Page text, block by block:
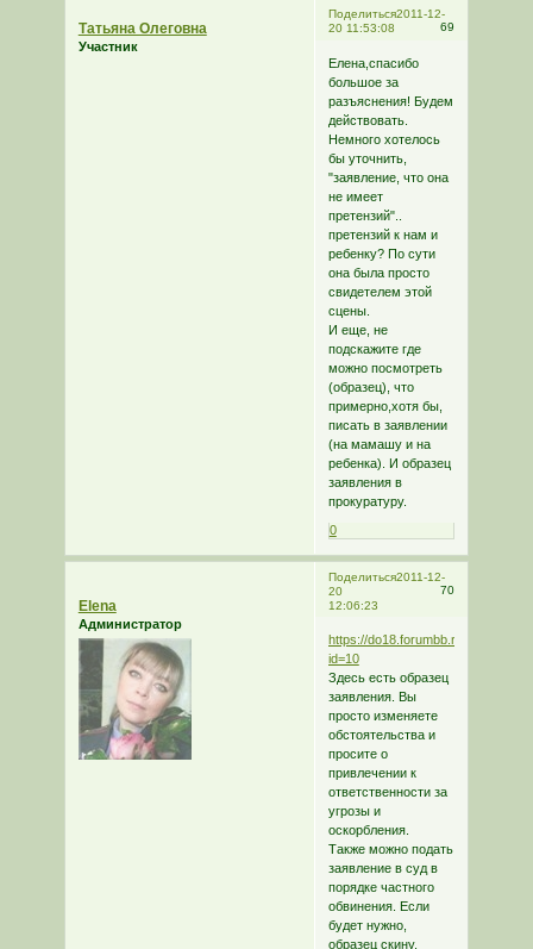
Поделиться
69
2011-12-
20 11:53:08
Татьяна Олеговна
Участник
Елена,спасибо
большое за
разъяснения! Будем
действовать.
Немного хотелось
бы уточнить,
"заявление, что она
не имеет
претензий"..
претензий к нам и
ребенку? По сути
она была просто
свидетелем этой
сцены.
И еще, не
подскажите где
можно посмотреть
(образец), что
примерно,хотя бы,
писать в заявлении
(на мамашу и на
ребенка). И образец
заявления в
прокуратуру.
0
Поделиться
70
2011-12-
20
12:06:23
Elena
Администратор
https://do18.forumbb.ru/
id=10
Здесь есть образец
заявления. Вы
просто изменяете
обстоятельства и
просите о
привлечении к
ответственности за
угрозы и
оскорбления.
Также можно подать
заявление в суд в
порядке частного
обвинения. Если
будет нужно,
образец скину.